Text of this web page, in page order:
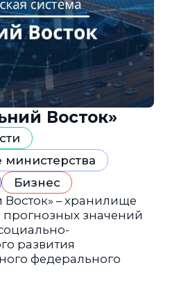
Восток»
Бизнес
– хранилище
прогнозных значений
развития
федерального